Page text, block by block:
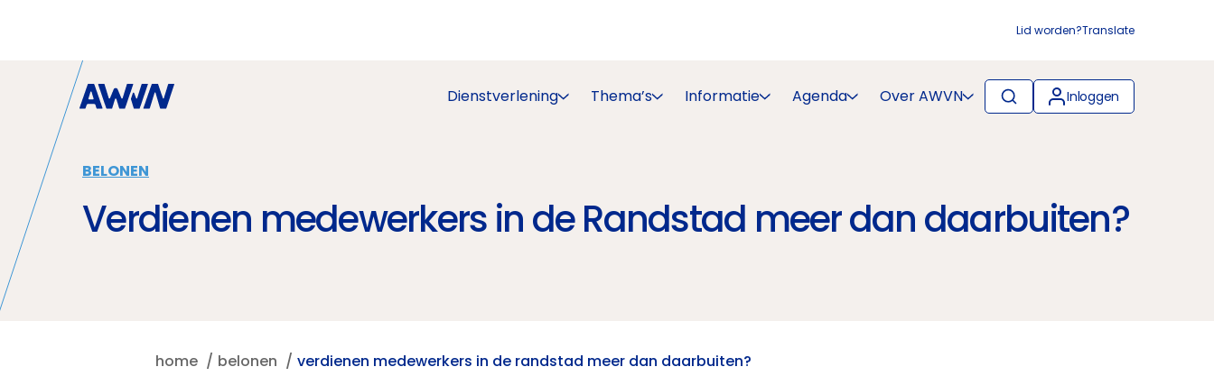
Lid worden?Translate
Dienstverlening Thema’s Informatie Agenda Over AWVN Inloggen
BELONEN
Verdienen medewerkers in de Randstad meer dan daarbuiten?
home belonen verdienen medewerkers in de randstad meer dan daarbuiten?